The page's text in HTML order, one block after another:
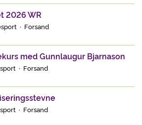
2026 WR
· Forsand
med Gunnlaugur Bjarnason
· Forsand
· Forsand